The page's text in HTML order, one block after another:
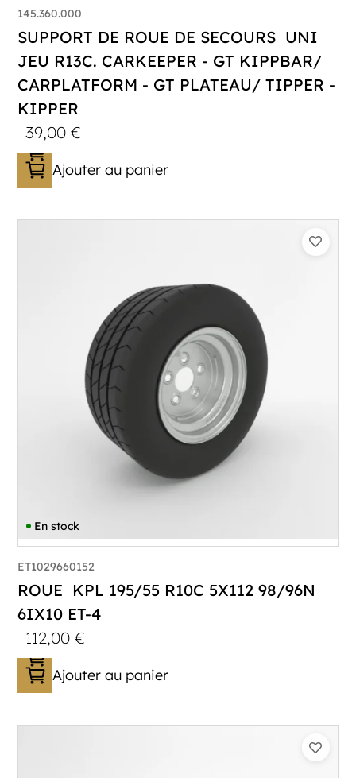
145.360.000
SUPPORT DE ROUE DE SECOURS UNI
JEU R13C. CARKEEPER - GT KIPPBAR/
CARPLATFORM - GT PLATEAU/ TIPPER -
KIPPER
39,00€
Ajouter au panier
En stock
ET1029660152
ROUE KPL 195/55 R10C 5X112 98/96N
6IX10 ET-4
112,00€
Ajouter au panier